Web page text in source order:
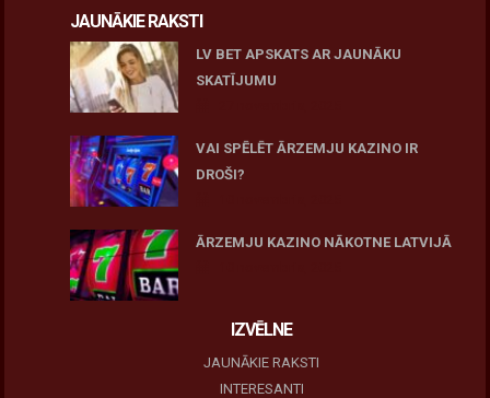
JAUNĀKIE RAKSTI
LV BET APSKATS AR JAUNĀKU
SKATĪJUMU
VAI SPĒLĒT ĀRZEMJU KAZINO IR
DROŠI?
ĀRZEMJU KAZINO NĀKOTNE LATVIJĀ
IZVĒLNE
JAUNĀKIE RAKSTI
INTERESANTI